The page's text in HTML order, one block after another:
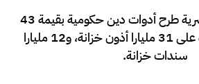
تعتزم وزارة المالية المصرية طرح أدوات دين حكومية بقيمة 43
مليار جنيه، مقسمة على 31 مليارا أذون خزانة، و12 مليارا
سندات خزانة.